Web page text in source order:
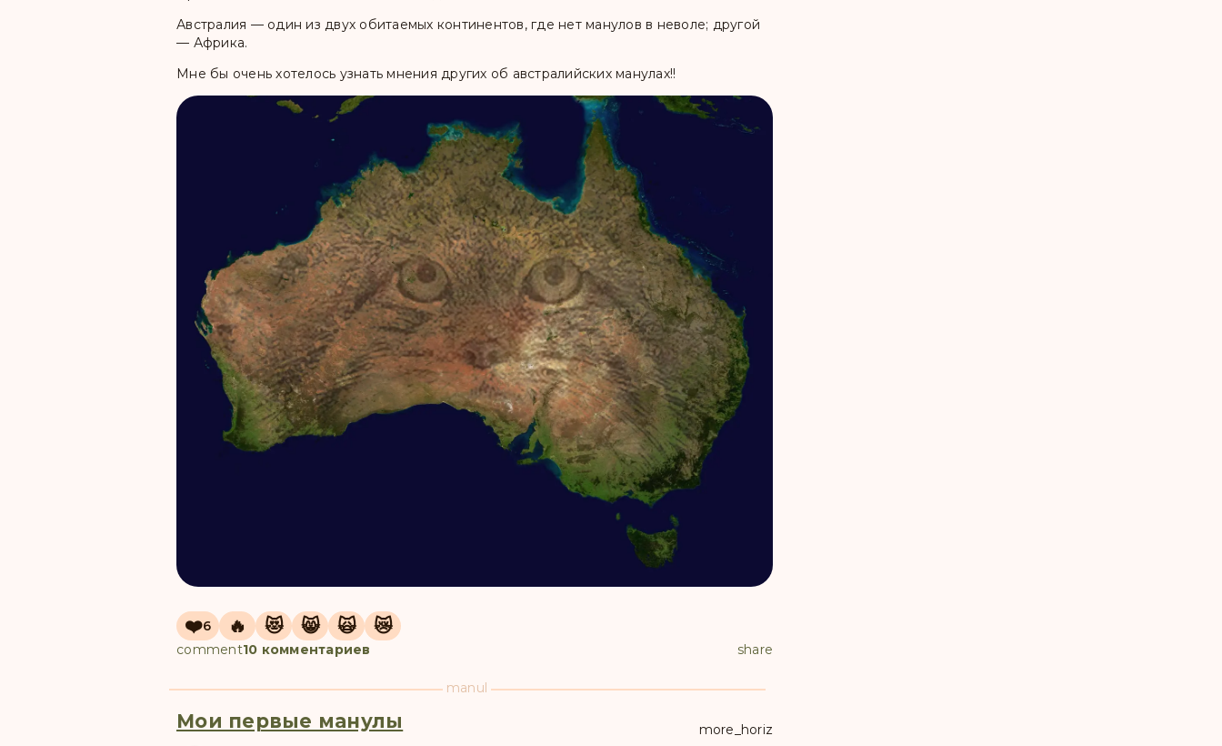
Австралия — один из двух обитаемых континентов, где нет манулов в неволе; другой
— Африка.
Мне бы очень хотелось узнать мнения других об австралийских манулах!!
❤️6 🔥 😻 😸 🙀 😿
comment10 комментариев share
manul
Мои первые манулы
more_horiz